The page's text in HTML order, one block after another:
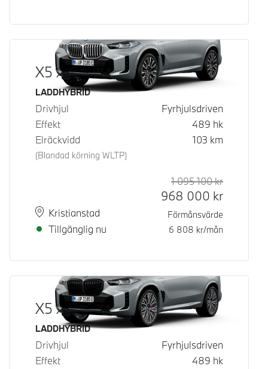
X5 xDrive50e
Bränsle
LADDHYBRID
Drivhjul
Fyrhjulsdriven
Effekt
489 hk
Elräckvidd
(Blandad körning WLTP)
103 km
PlatsKristianstad
Leveranstid
Tillgänglig nu
Rek. ord
1 095 100kr
968 000 kr
Förmånsvärde
6 808 kr/mån
X5 xDrive50e
Bränsle
LADDHYBRID
Drivhjul
Fyrhjulsdriven
Effekt
489 hk